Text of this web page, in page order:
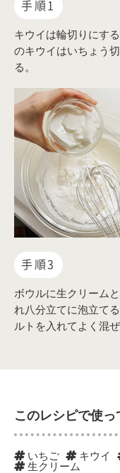
手順1
キウイは輪切りにす
のキウイはいちょう
る。
手順3
ボウルに生クリーム
れ八分立てに泡立て
ルトを入れてよく混ぜ
このレシピで使っ
いちご キウイ
生クリーム